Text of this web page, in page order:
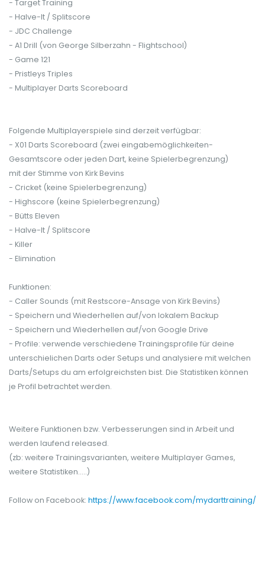
- Target Training
- Halve-It / Splitscore
- JDC Challenge
- A1 Drill (von George Silberzahn - Flightschool)
- Game 121
- Pristleys Triples
- Multiplayer Darts Scoreboard
Folgende Multiplayerspiele sind derzeit verfügbar:
- X01 Darts Scoreboard (zwei eingabemöglichkeiten-
Gesamtscore oder jeden Dart, keine Spielerbegrenzung)
mit der Stimme von Kirk Bevins
- Cricket (keine Spielerbegrenzung)
- Highscore (keine Spielerbegrenzung)
- Bütts Eleven
- Halve-It / Splitscore
- Killer
- Elimination
Funktionen:
- Caller Sounds (mit Restscore-Ansage von Kirk Bevins)
- Speichern und Wiederhellen auf/von lokalem Backup
- Speichern und Wiederhellen auf/von Google Drive
- Profile: verwende verschiedene Trainingsprofile für deine
unterschielichen Darts oder Setups und analysiere mit welchen
Darts/Setups du am erfolgreichsten bist. Die Statistiken können
je Profil betrachtet werden.
Weitere Funktionen bzw. Verbesserungen sind in Arbeit und
werden laufend released.
(zb: weitere Trainingsvarianten, weitere Multiplayer Games,
weitere Statistiken.....)
Follow on Facebook: https://www.facebook.com/mydarttraining/